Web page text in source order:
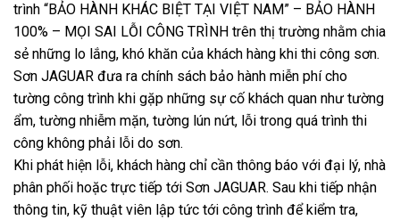
trình “BẢO HÀNH KHÁC BIỆT TẠI VIỆT NAM” – BẢO HÀNH
100% – MỌI SAI LỖI CÔNG TRÌNH trên thị trường nhằm chia
sẻ những lo lắng, khó khăn của khách hàng khi thi công sơn.
Sơn JAGUAR đưa ra chính sách bảo hành miễn phí cho
tường công trình khi gặp những sự cố khách quan như tường
ẩm, tường nhiễm mặn, tường lún nứt, lỗi trong quá trình thi
công không phải lỗi do sơn.
Khi phát hiện lỗi, khách hàng chỉ cần thông báo với đại lý, nhà
phân phối hoặc trực tiếp tới Sơn JAGUAR. Sau khi tiếp nhận
thông tin, kỹ thuật viên lập tức tới công trình để kiểm tra,